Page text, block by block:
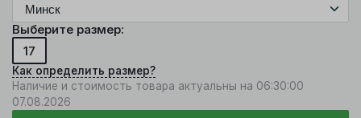
Выберите размер:
17
Как определить размер?
Наличие и стоимость товара актуальны на 06:30:00
07.08.2026